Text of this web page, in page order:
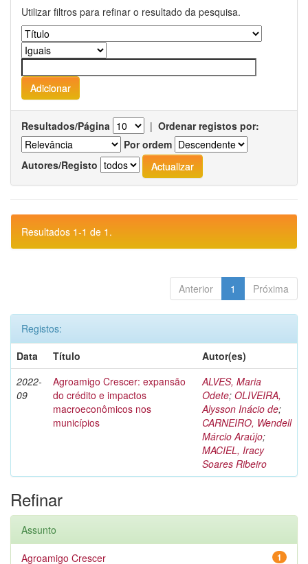
Utilizar filtros para refinar o resultado da pesquisa.
Resultados/Página | Ordenar registos por:
Por ordem
Autores/Registo
Resultados 1-1 de 1.
Anterior 1 Próxima
Registos:
Data
Título
Autor(es)
2022-
09
Agroamigo Crescer: expansão
do crédito e impactos
macroeconômicos nos
municípios
ALVES, Maria
Odete; OLIVEIRA,
Alysson Inácio de;
CARNEIRO, Wendell
Márcio Araújo;
MACIEL, Iracy
Soares Ribeiro
Refinar
Assunto
1
Agroamigo Crescer